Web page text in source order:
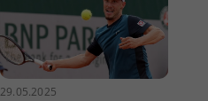
29.05.2025